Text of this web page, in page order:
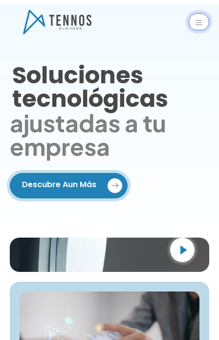
Soluciones
tecnológicas
Descubre Aun Más
ajustadas a tu
empresa